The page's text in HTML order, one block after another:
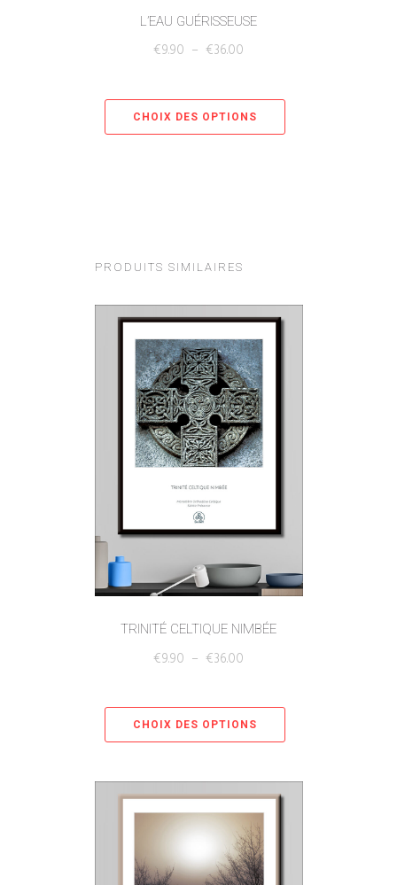
L’EAU GUÉRISSEUSE
€9.90 – €36.00
CHOIX DES OPTIONS
PRODUITS SIMILAIRES
TRINITÉ CELTIQUE NIMBÉE
€9.90 – €36.00
CHOIX DES OPTIONS